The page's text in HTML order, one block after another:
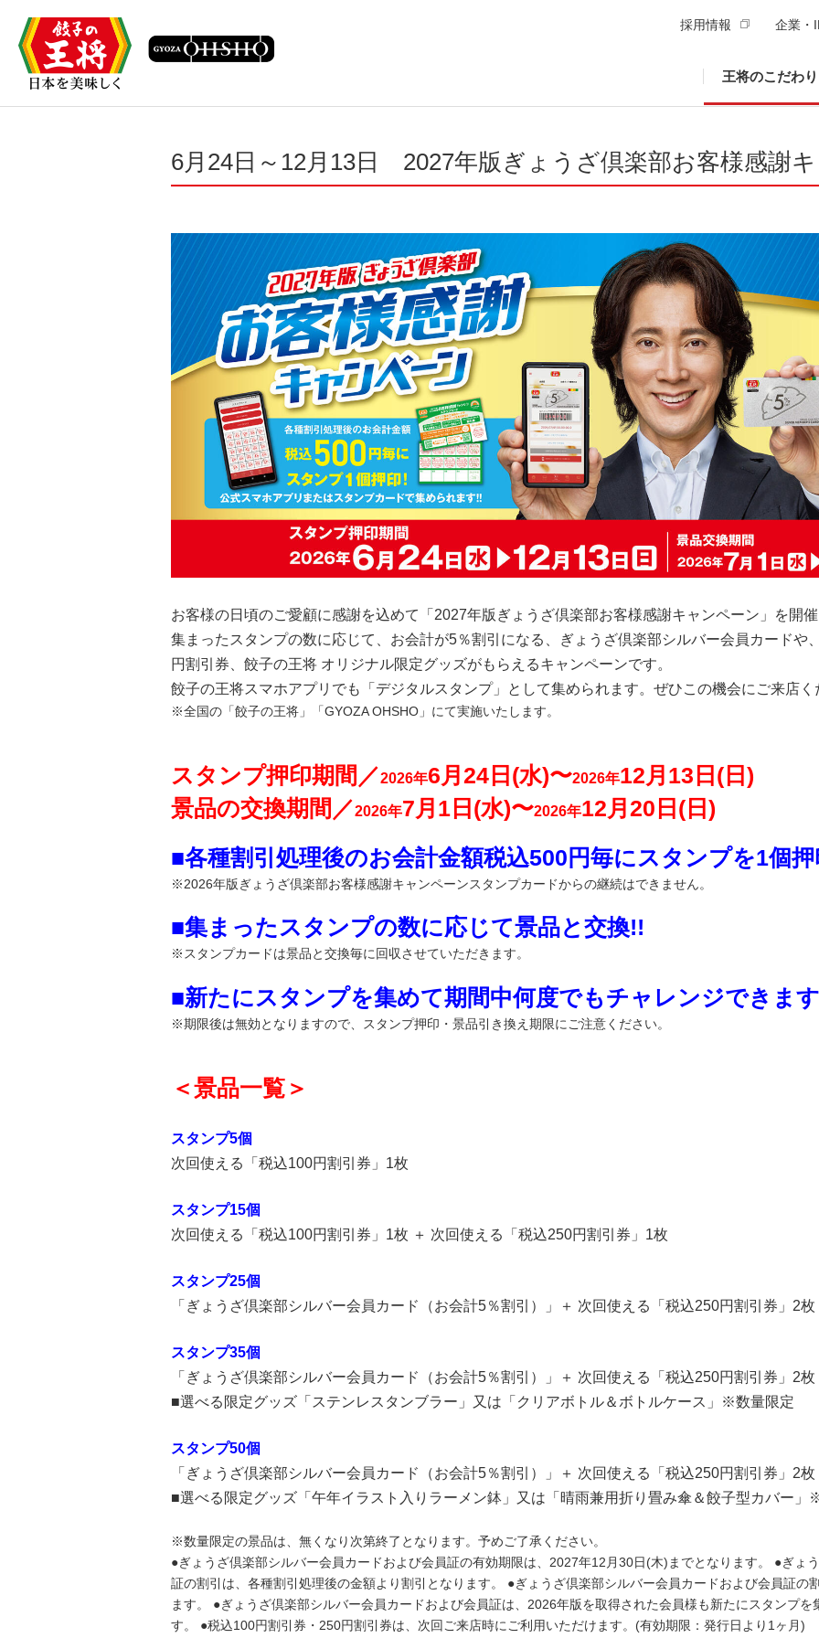
採用情報 企業・
王将のこだわり
6月24日～12月13日 2027年版ぎょうざ倶楽部お客様感謝
お客様の日頃のご愛顧に感謝を込めて「2027年版ぎょうざ倶楽部お客様感謝キャンペーン」を開
集まったスタンプの数に応じて、お会計が5％割引になる、ぎょうざ倶楽部シルバー会員カードや
円割引券、餃子の王将 オリジナル限定グッズがもらえるキャンペーンです。
餃子の王将スマホアプリでも「デジタルスタンプ」として集められます。ぜひこの機会にご来店く
※全国の「餃子の王将」「GYOZAOHSHO 」にて実施いたします。
スタンプ押印期間／2026年6月24日(水)〜2026年12月13日(日)
景品の交換期間／2026年7月1日(水)〜2026年12月20日(日)
■各種割引処理後のお会計金額税込500円毎にスタンプを1個
※2026年版ぎょうざ倶楽部お客様感謝キャンペーンスタンプカードからの継続はできません。
■集まったスタンプの数に応じて景品と交換!!
※スタンプカードは景品と交換毎に回収させていただきます。
■新たにスタンプを集めて期間中何度でもチャレンジできま
※期限後は無効となりますので、スタンプ押印・景品引き換え期限にご注意ください。
＜景品⼀覧＞
スタンプ5個
次回使える「税込100円割引券」1枚
スタンプ15個
次回使える「税込100円割引券」1枚 ＋ 次回使える「税込250円割引券」1枚
スタンプ25個
「ぎょうざ倶楽部シルバー会員カード（お会計5％割引）」＋ 次回使える「税込250円割引券」2枚
スタンプ35個
「ぎょうざ倶楽部シルバー会員カード（お会計5％割引）」＋ 次回使える「税込250円割引券」2枚
■選べる限定グッズ「ステンレスタンブラー」又は「クリアボトル＆ボトルケース」※数量限定
スタンプ50個
「ぎょうざ倶楽部シルバー会員カード（お会計5％割引）」＋ 次回使える「税込250円割引券」2枚
■選べる限定グッズ「午年イラスト入りラーメン鉢」又は「晴雨兼用折り畳み傘＆餃子型カバー」
※数量限定の景品は、無くなり次第終了となります。予めご了承ください。
●ぎょうざ倶楽部シルバー会員カードおよび会員証の有効期限は、2027年12月30日(木)までとなります。 ●ぎょ
証の割引は、各種割引処理後の金額より割引となります。 ●ぎょうざ倶楽部シルバー会員カードおよび会員証の
ます。 ●ぎょうざ倶楽部シルバー会員カードおよび会員証は、2026年版を取得された会員様も新たにスタンプ
す。 ●税込100円割引券・250円割引券は、次回ご来店時にご利用いただけます。(有効期限：発行日より1ヶ月)